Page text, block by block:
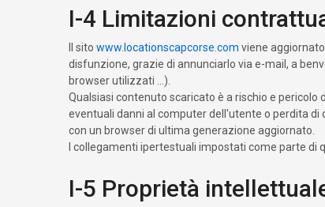
I-4 Limitazioni
Il sito www.locationscapcorse.com viene
disfunzione, grazie di annunciarlo via e-mail, a
browser utilizzati ...).
Qualsiasi contenuto scaricato è a rischio e
eventuali danni al computer dell'utente o perdita
con un browser di ultima generazione aggiornato.
I collegamenti ipertestuali impostati come parte di
I-5 Proprietà